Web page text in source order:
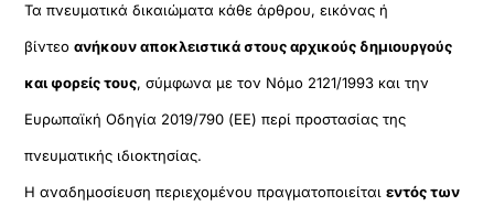
Τα πνευματικά δικαιώματα κάθε άρθρου, εικόνας ή
βίντεοανήκουν αποκλειστικά στους αρχικούς δημιουργούς
και φορείς τους, σύμφωνα με τον Νόμο 2121/1993 και την
Ευρωπαϊκή Οδηγία 2019/790 (ΕΕ) περί προστασίας της
πνευματικής ιδιοκτησίας.
Η αναδημοσίευση περιεχομένου πραγματοποιείταιεντός των